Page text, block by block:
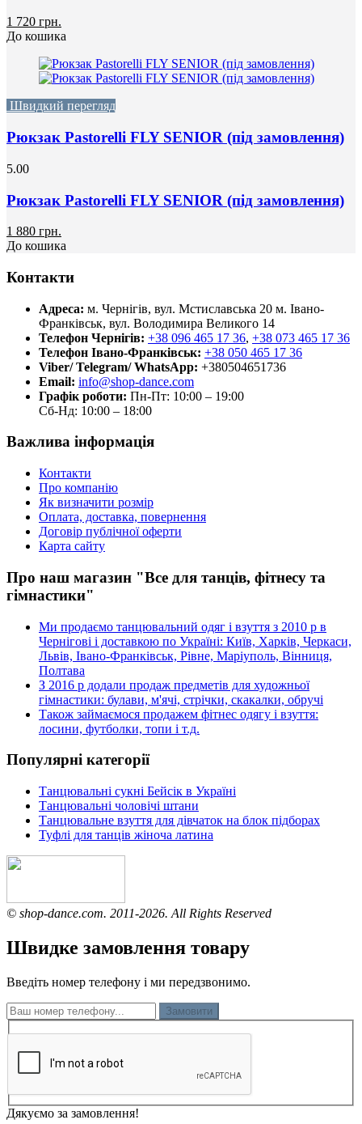
1 720 грн.
До кошика
Швидкий перегляд
Рюкзак Pastorelli FLY SENIOR (під замовлення)
5.00
Рюкзак Pastorelli FLY SENIOR (під замовлення)
1 880 грн.
До кошика
Контакти
Адреса: м. Чернігів, вул. Мстиславська 20 м. Івано-
Франківськ, вул. Володимира Великого 14
Телефон Чернігів: +38 096 465 17 36, +38 073 465 17 36
Телефон Івано-Франківськ: +38 050 465 17 36
Viber/ Telegram/ WhatsApp: +380504651736
Email: info@shop-dance.com
Графік роботи: Пн-Пт: 10:00 – 19:00
Сб-Нд: 10:00 – 18:00
Важлива інформація
Контакти
Про компанію
Як визначити розмір
Оплата, доставка, повернення
Договір публічної оферти
Карта сайту
Про наш магазин "Все для танців, фітнесу та
гімнастики"
Ми продаємо танцювальний одяг і взуття з 2010 р в
Чернігові і доставкою по Україні: Київ, Харків, Черкаси,
Львів, Івано-Франківськ, Рівне, Маріуполь, Вінниця,
Полтава
З 2016 р додали продаж предметів для художньої
гімнастики: булави, м'ячі, стрічки, скакалки, обручі
Також займаємося продажем фітнес одягу і взуття:
лосини, футболки, топи і т.д.
Популярні категорії
Танцювальні сукні Бейсік в Україні
Танцювальні чоловічі штани
Танцювальне взуття для дівчаток на блок підборах
Туфлі для танців жіноча латина
© shop-dance.com. 2011-2026. All Rights Reserved
Швидке замовлення товару
Введіть номер телефону і ми передзвонимо.
Замовити
Дякуємо за замовлення!